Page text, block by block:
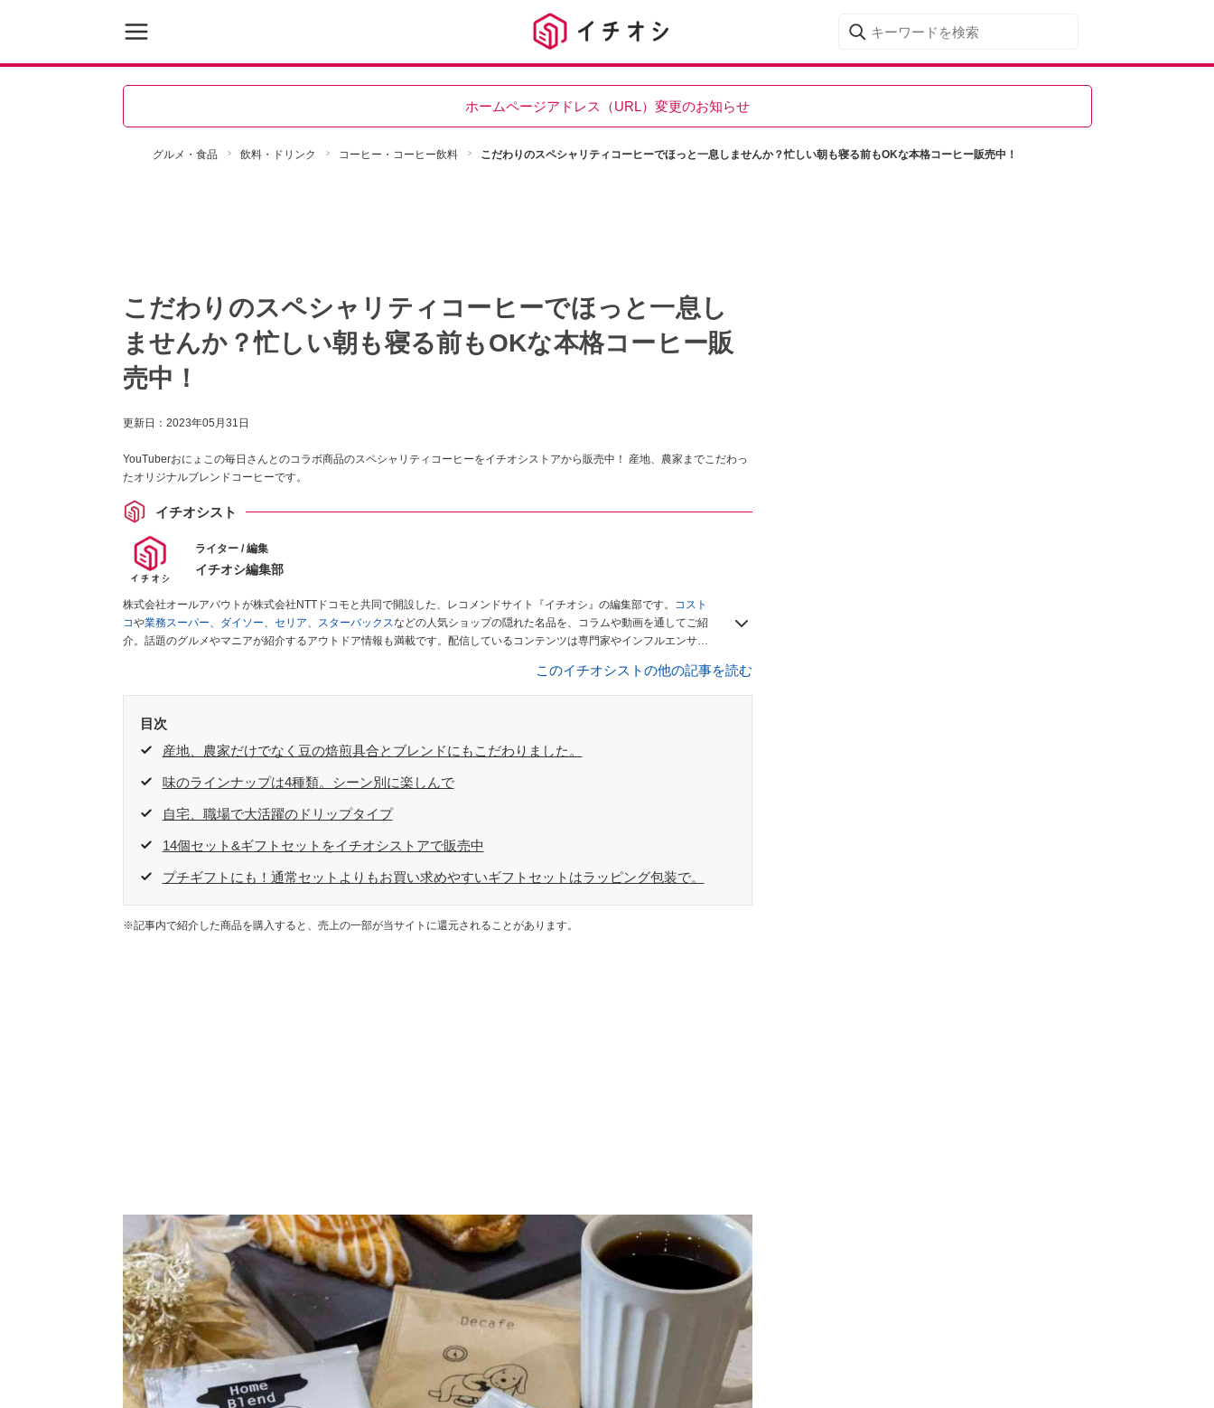
ホームページアドレス（URL）変更のお知らせ
グルメ・食品 飲料・ドリンク コーヒー・コーヒー飲料 こだわりのスペシャリティコーヒーでほっと一息しませんか？忙しい朝も寝る前もOKな本格コーヒー販売中！
こだわりのスペシャリティコーヒーでほっと一息し
ませんか？忙しい朝も寝る前もOKな本格コーヒー販
売中！
更新日： 2023年05月31日
YouTuberおにょこの毎日さんとのコラボ商品のスペシャリティコーヒーをイチオシストアから販売中！ 産地、農家までこだわっ
たオリジナルブレンドコーヒーです。
イチオシスト
ライター / 編集
イチオシ編集部
株式会社オールアバウトが株式会社NTTドコモと共同で開設した、レコメンドサイト『イチオシ』の編集部です。
コスト
コや業務スーパー、 ダイソー、 セリア、 スターバックスなどの人気ショップの隠れた名品を、コラムや動画を通してご紹
介。話題のグルメやマニアが紹介するアウトドア情報も満載です。配信しているコンテンツは専門家やインフルエンサー
このイチオシストの他の記事を読む
目次
産地、農家だけでなく豆の焙煎具合とブレンドにもこだわりました。
味のラインナップは4種類。シーン別に楽しんで
自宅、職場で大活躍のドリップタイプ
14個セット&ギフトセットをイチオシストアで販売中
プチギフトにも！通常セットよりもお買い求めやすいギフトセットはラッピング包装で。
※記事内で紹介した商品を購入すると、売上の一部が当サイトに還元されることがあります。